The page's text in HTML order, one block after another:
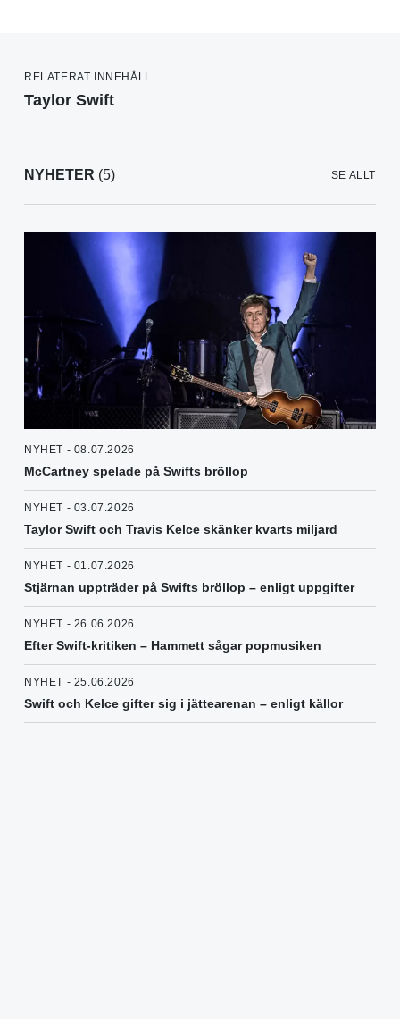
RELATERAT INNEHÅLL
Taylor Swift
NYHETER (5) SE ALLT
NYHET - 08.07.2026
McCartney spelade på Swifts bröllop
NYHET - 03.07.2026
Taylor Swift och Travis Kelce skänker kvarts miljard
NYHET - 01.07.2026
Stjärnan uppträder på Swifts bröllop – enligt uppgifter
NYHET - 26.06.2026
Efter Swift-kritiken – Hammett sågar popmusiken
NYHET - 25.06.2026
Swift och Kelce gifter sig i jättearenan – enligt källor